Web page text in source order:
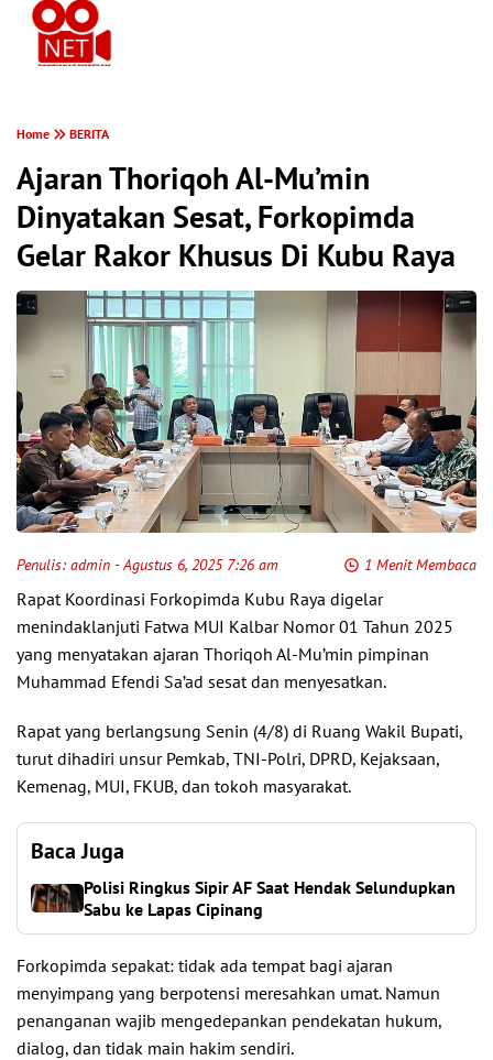
Home BERITA
Ajaran Thoriqoh Al-Mu’min
Dinyatakan Sesat, Forkopimda
Gelar Rakor Khusus Di Kubu Raya
Penulis: admin - Agustus 6, 2025 7:26 am 1 Menit Membaca
Rapat Koordinasi Forkopimda Kubu Raya digelar
menindaklanjuti Fatwa MUI Kalbar Nomor 01 Tahun 2025
yang menyatakan ajaran Thoriqoh Al-Mu’min pimpinan
Muhammad Efendi Sa’ad sesat dan menyesatkan.
Rapat yang berlangsung Senin (4/8) di Ruang Wakil Bupati,
turut dihadiri unsur Pemkab, TNI-Polri, DPRD, Kejaksaan,
Kemenag, MUI, FKUB, dan tokoh masyarakat.
Baca Juga
Polisi Ringkus Sipir AF Saat Hendak Selundupkan
Sabu ke Lapas Cipinang
Forkopimda sepakat: tidak ada tempat bagi ajaran
menyimpang yang berpotensi meresahkan umat. Namun
penanganan wajib mengedepankan pendekatan hukum,
dialog, dan tidak main hakim sendiri.